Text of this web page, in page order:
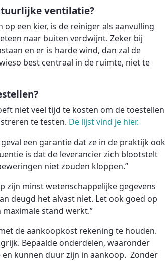
ventilatie?
een kier, is de reiniger als aanvulling
naar buiten verdwijnt. Zeker bij
en er is harde wind, dan zal de
best centraal in de ruimte, niet te
niet veel tijd te kosten om de toestellen
te testen. De lijst vind je hier.
een garantie dat ze in de praktijk ook
is dat de leverancier zich blootstelt
niet zouden kloppen.”
zijn minst wetenschappelijke gegevens
deugd het alvast niet. Let ook goed op
stand werkt.”
de aankoopkost rekening te houden.
Bepaalde onderdelen, waaronder
kunnen duur zijn in aankoop. Zonder